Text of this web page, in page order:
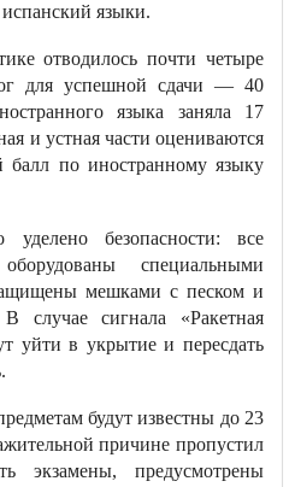
языки.
отводилось почти четыре
для успешной сдачи — 40
языка заняла 17
и устная части оцениваются
по иностранному языку
безопасности: все
специальными
мешками с песком и
случае сигнала «Ракетная
уйти в укрытие и пересдать
будут известны до 23
причине пропустил
экзамены, предусмотрены